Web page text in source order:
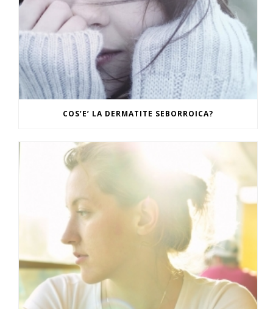
COS’E’ LA DERMATITE SEBORROICA?